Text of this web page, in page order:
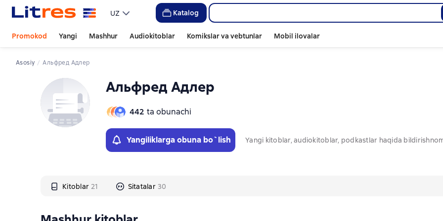
UZ Katalog
Promokod Yangi Mashhur Audiokitoblar Komikslar va vebtunlar Mobil ilovalar
Asosiy Альфред Адлер
Альфред Адлер
442 ta obunachi
Yangiliklarga obuna bo`lish Yangi kitoblar, audiokitoblar, podkastlar haqida
Kitoblar 21 Sitatalar 30
Слайдер с книгами
Слайдер с книгами